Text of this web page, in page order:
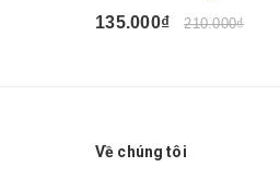
135.000₫ 210.000₫
Về chúng tôi